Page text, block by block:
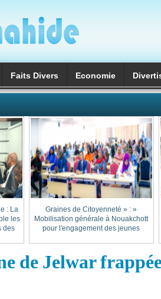
Faits Divers Economie
« Graines de Citoyenneté » :
Mobilisation générale à Nouakchott
pour l'engagement des jeunes
: La
les
des
de Jelwar